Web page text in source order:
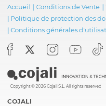
Accueil | Conditions de Vente |
| Politique de protection des
| Conditions générales
Copyright © 2026 Cojali S.L. All rights reserved
COJALI